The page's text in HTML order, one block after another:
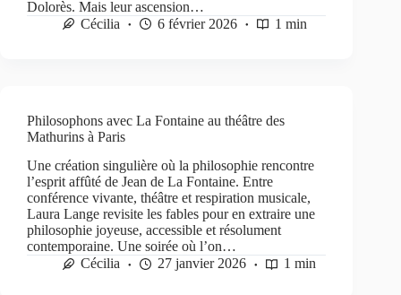
Dolorès. Mais leur ascension…
Cécilia
6 février 2026 1 min
Philosophons avec La Fontaine au théâtre des
Mathurins à Paris
Une création singulière où la philosophie rencontre
l’esprit affûté de Jean de La Fontaine. Entre
conférence vivante, théâtre et respiration musicale,
Laura Lange revisite les fables pour en extraire une
philosophie joyeuse, accessible et résolument
contemporaine. Une soirée où l’on…
Cécilia
27 janvier 2026 1 min